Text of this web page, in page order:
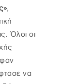
,
Όλοι οι
να